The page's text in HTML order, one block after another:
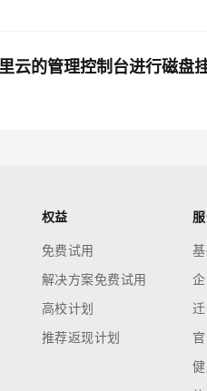
云的管理控制台进行磁盘
权益
免费试用
解决方案免费试用
高校计划
推荐返现计划